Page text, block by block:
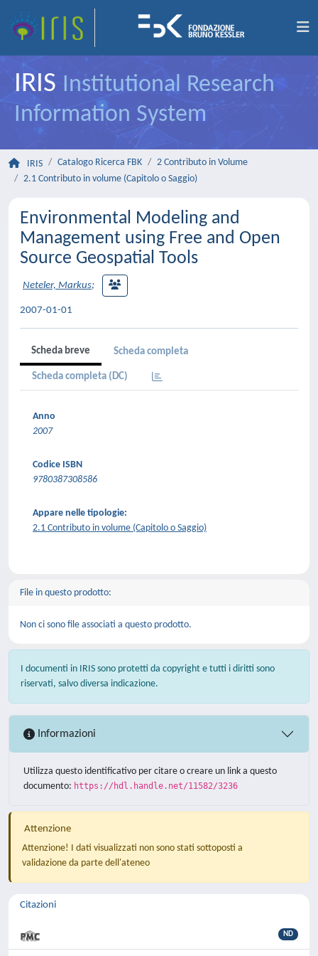
IRIS Institutional Research
Information System
IRIS Catalogo Ricerca FBK
2 Contributo in Volume
2.1 Contributo in volume (Capitolo o Saggio)
Environmental Modeling and
Management using Free and Open
Source Geospatial Tools
Neteler, Markus;
2007-01-01
Scheda breve Scheda completa
Scheda completa (DC)
Anno
2007
Codice ISBN
9780387308586
Appare nelle tipologie:
2.1 Contributo in volume (Capitolo o Saggio)
File in questo prodotto:
Non ci sono file associati a questo prodotto.
I documenti in IRIS sono protetti da copyright e tutti i diritti sono
riservati, salvo diversa indicazione.
Informazioni
Utilizza questo identificativo per citare o creare un link a questo
documento: https://hdl.handle.net/11582/3236
Attenzione
Attenzione! I dati visualizzati non sono stati sottoposti a
validazione da parte dell'ateneo
Citazioni
ND